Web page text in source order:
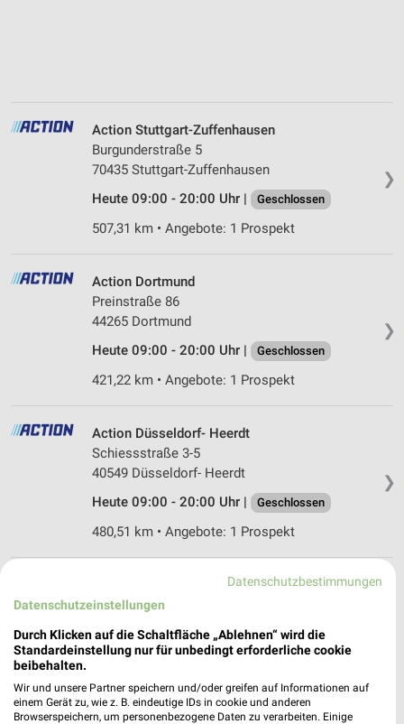
❯
Action Stuttgart-Zuffenhausen
Burgunderstraße 5
70435 Stuttgart-Zuffenhausen
Heute 09:00 - 20:00 Uhr |
Geschlossen
507,31 km • Angebote: 1 Prospekt
❯
Action Dortmund
Preinstraße 86
44265 Dortmund
Heute 09:00 - 20:00 Uhr |
Geschlossen
421,22 km • Angebote: 1 Prospekt
❯
Action Düsseldorf- Heerdt
Schiessstraße 3-5
40549 Düsseldorf- Heerdt
Heute 09:00 - 20:00 Uhr |
Geschlossen
480,51 km • Angebote: 1 Prospekt
Action Essen-Frillendorf
Hubertstraße 40
Heute 09:00 - 20:00 Uhr | Geschlossen
450,58 km • Angebote: 1 Prospekt
Datenschutzbestimmungen
Datenschutzeinstellungen
Durch Klicken auf die Schaltfläche „Ablehnen“ wird die
Standardeinstellung nur für unbedingt erforderliche cookie
beibehalten.
Wir und unsere Partner speichern und/oder greifen auf Informationen auf
einem Gerät zu, wie z. B. eindeutige IDs in cookie und anderen
Browserspeichern, um personenbezogene Daten zu verarbeiten. Einige